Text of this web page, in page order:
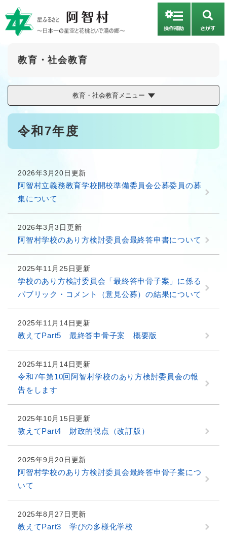
ー
ジ
が
教育・社会教育
教育・社会教育メニュー
本
令和7年度
2026年3月20日更新
阿智村立義務教育学校開校準備委員会公募委員の募
集について
2026年3月3日更新
阿智村学校のあり方検討委員会最終答申書について
2025年11月25日更新
学校のあり方検討委員会「最終答申骨子案」に係る
パブリック・コメント（意見公募）の結果について
2025年11月14日更新
教えてPart5 最終答申骨子案 概要版
2025年11月14日更新
令和7年第10回阿智村学校のあり方検討委員会の報
告をします
2025年10月15日更新
教えてPart4 財政的視点（改訂版）
2025年9月20日更新
阿智村学校のあり方検討委員会最終答申骨子案につ
いて
2025年8月27日更新
教えてPart3 学びの多様化学校